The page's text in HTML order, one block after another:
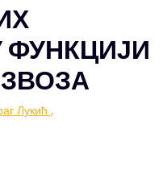
Лукић ,